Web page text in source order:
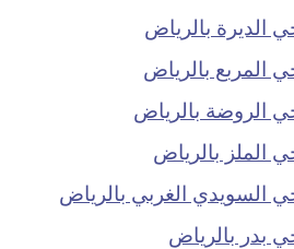
بالرياض
بالرياض
الروضة بالرياض
بالرياض
الغربي بالرياض
بدر بالرياض